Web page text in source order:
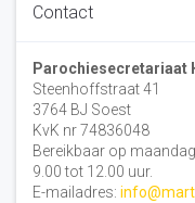
Contact
Parochiesecretariaat
Steenhoffstraat 41
3764 BJ Soest
KvK nr 74836048
Bereikbaar op
9.00 tot 12.00 uur.
E-mailadres: